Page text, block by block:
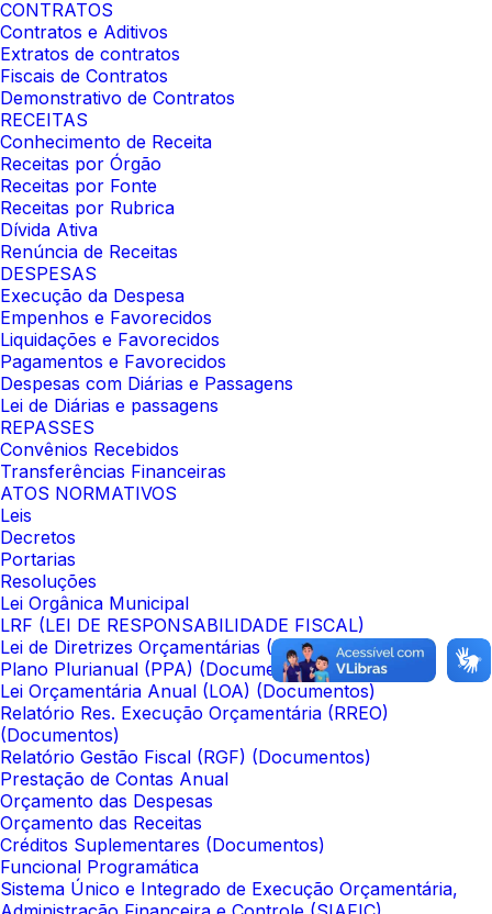
CONTRATOS
Contratos e Aditivos
Extratos de contratos
Fiscais de Contratos
Demonstrativo de Contratos
RECEITAS
Conhecimento de Receita
Receitas por Órgão
Receitas por Fonte
Receitas por Rubrica
Dívida Ativa
Renúncia de Receitas
DESPESAS
Execução da Despesa
Empenhos e Favorecidos
Liquidações e Favorecidos
Pagamentos e Favorecidos
Despesas com Diárias e Passagens
Lei de Diárias e passagens
REPASSES
Convênios Recebidos
Transferências Financeiras
ATOS NORMATIVOS
Leis
Decretos
Portarias
Resoluções
Lei Orgânica Municipal
LRF (LEI DE RESPONSABILIDADE FISCAL)
Lei de Diretrizes Orçamentárias (LDO)
Plano Plurianual (PPA) (Documentos)
Lei Orçamentária Anual (LOA) (Documentos)
Relatório Res. Execução Orçamentária (RREO)
(Documentos)
Relatório Gestão Fiscal (RGF) (Documentos)
Prestação de Contas Anual
Orçamento das Despesas
Orçamento das Receitas
Créditos Suplementares (Documentos)
Funcional Programática
Sistema Único e Integrado de Execução Orçamentária,